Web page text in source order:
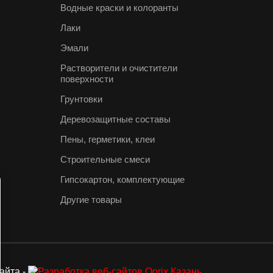
Водные краски и колоранты
Лаки
Эмали
Растворители и очистители
поверхности
Грунтовки
Деревозащитные составы
Пены, герметики, клеи
Строительные смеси
Гипсокартон, комплектующие
Другие товары